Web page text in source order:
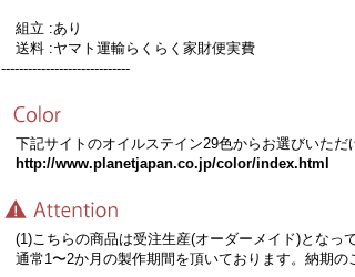
組立 :あり
送料 :ヤマト運輸らくらく家財便実費
-----------------------------
下記サイトのオイルステイン29色からお選びいただ
http://www.planetjapan.co.jp/color/index.html
(1)こちらの商品は受注生産(オーダーメイド)となっ
通常1〜2か月の製作期間を頂いております。納期の